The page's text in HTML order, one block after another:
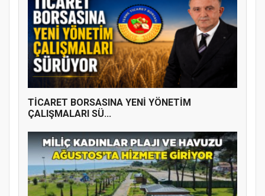
YENİ PARTİ TERME İLÇE BAŞKANLIĞINDA
ÜYE KATILIM PROGRAMI
TİCARET BORSASINA YENİ YÖNETİM
ÇALIŞMALARI SÜ...